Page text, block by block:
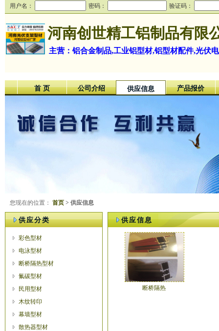
用户名： 密码： 验证码：
河南创世精工铝制品有限
主营：铝合金制品,工业铝型材,铝型材配件,光伏
首 页 公司介绍 供应信息 产品报价
您现在的位置： 首页 > 供应信息
供应分类
彩色型材
电泳型材
断桥隔热型材
氟碳型材
民用型材
木纹转印
幕墙型材
散热器型材
供应信息
断桥隔热